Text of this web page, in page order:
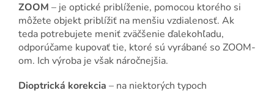
ZOOM – je optické priblíženie, pomocou ktorého si
môžete objekt priblížiť na menšiu vzdialenosť. Ak
teda potrebujete meniť zväčšenie ďalekohľadu,
odporúčame kupovať tie, ktoré sú vyrábané so ZOOM-
om. Ich výroba je však náročnejšia.
Dioptrická korekcia – na niektorých typoch